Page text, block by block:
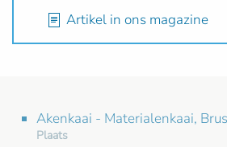
Artikel in ons magazine
Akenkaai - Materialenkaai,
Plaats